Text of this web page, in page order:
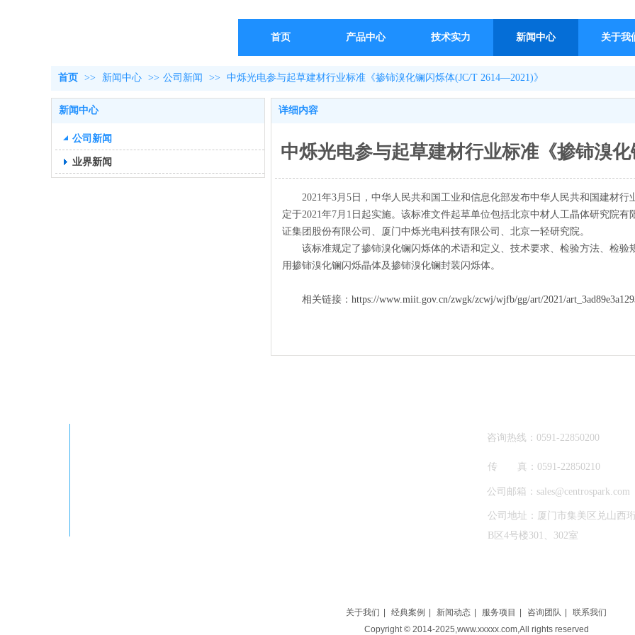
首页 产品中心 技术实力 新闻中心 关于我
首页 >> 新闻中心 >> 公司新闻 >> 中烁光电参与起草建材行业标准《掺铈溴化镧闪烁体(JC/T 2614—2021)》
新闻中心
公司新闻
业界新闻
详细内容
中烁光电参与起草建材行业标准《掺铈溴
2021年3月5日，中华人民共和国工业和信息化部发布中华人民共和国建材
定于2021年7月1日起实施。该标准文件起草单位包括北京中材人工晶体研究院
证集团股份有限公司、厦门中烁光电科技有限公司、北京一轻研究院。
该标准规定了掺铈溴化镧闪烁体的术语和定义、技术要求、检验方法、检
用掺铈溴化镧闪烁晶体及掺铈溴化镧封装闪烁体。
相关链接： https://www.miit.gov.cn/zwgk/zcwj/wjfb/gg/art/2021/
咨询热线：0591-22850200
公司邮箱：sales@centrospark.com
公司地址：厦门市集美区兑山西
B区4号楼301、302室
传 真：0591-22850210
关于我们 经典案例 新闻动态 服务项目 咨询团队
联系我们
Copyright © 2014-2025,www.xxxxx.com,All rights reserved